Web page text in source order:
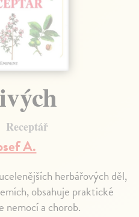
Receptář
A.
herbářových děl,
obsahuje praktické
nemocí a chorob.